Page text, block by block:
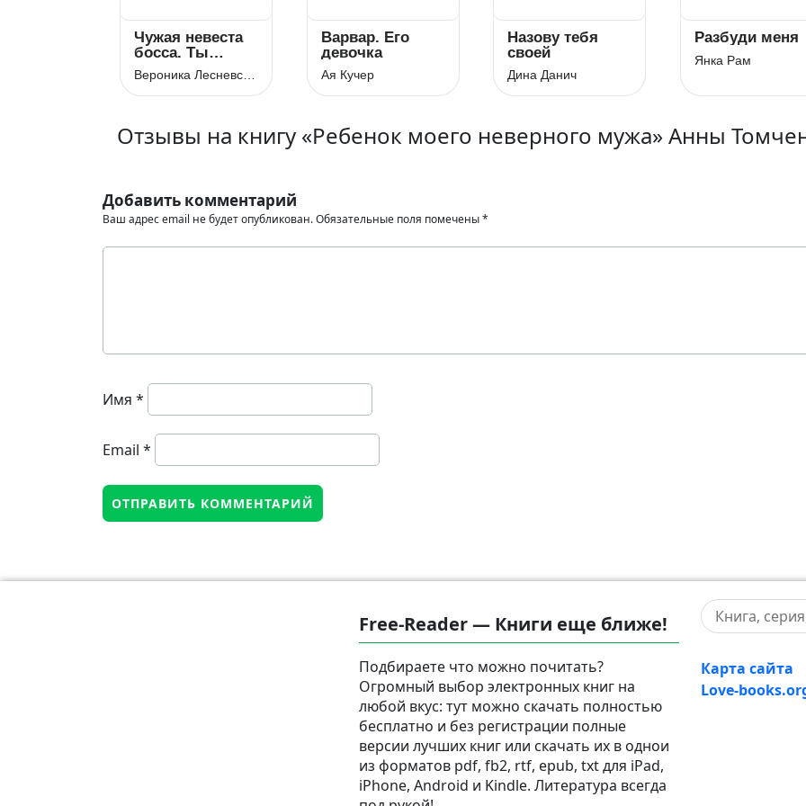
Чужая невеста
босса. Ты
будешь моей!
Вероника Лесневская
Варвар. Его
девочка
Ая Кучер
Назову тебя
своей
Дина Данич
Разбуди меня
Янка Рам
Отзывы на книгу «Ребенок моего неверного мужа» Анны
Добавить комментарий
Ваш адрес email не будет опубликован.Обязательные поля помечены*
Имя *
Email *
Free-Reader — Книги еще ближе!
Подбираете что можно почитать?
Огромный выбор электронных книг на
любой вкус: тут можно скачать полностью
бесплатно и без регистрации полные
версии лучших книг или скачать их в однои
из форматов pdf, fb2, rtf, epub, txt для iPad,
iPhone, Android и Kindle. Литература всегда
Карта сайта
Love-